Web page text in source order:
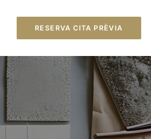
RESERVA CITA PRÈVIA